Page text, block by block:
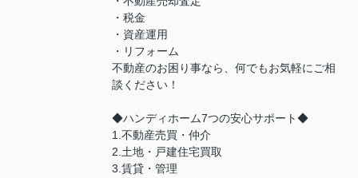
・税金
・資産運用
・リフォーム
不動産のお困り事なら、何でもお気軽にご相
談ください！
◆ハンディホーム7つの安心サポート◆
1.不動産売買・仲介
2.土地・戸建住宅買取
3.賃貸・管理